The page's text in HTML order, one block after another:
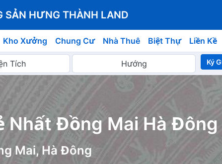
SẢN HƯNG THÀNH LAND
Kho Xưởng Chung Cư Nhà Thuê Biệt Thự Liền Kề
Ký
Nhất Đồng Mai Hà Đông
Mai, Hà Đông